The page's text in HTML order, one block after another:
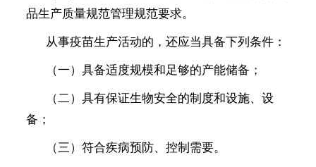
品生产质量规范管理规范要求。
从事疫苗生产活动的，还应当具备下列条件：
（一）具备适度规模和足够的产能储备；
（二）具有保证生物安全的制度和设施、设
备；
（三）符合疾病预防、控制需要。